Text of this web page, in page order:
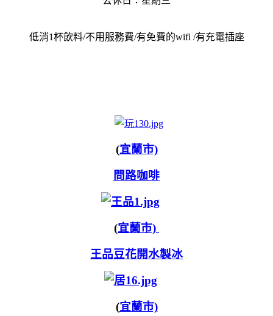
低消1杯飲料/不用服務費/有免費的wifi /有充電插座
(宜蘭市)
問路咖啡
(宜蘭市)
王品豆花開水製冰
(宜蘭市)